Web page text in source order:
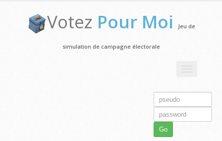
Votez Pour Moi Jeu de
simulation de campagne électorale
Go